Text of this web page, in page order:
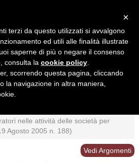
in:
sito
nelle attività delle società per
Agosto 2005 n. 188)
Vedi Argomenti
×
terzi da questo utilizzati si avvalgono
ed utili alle finalità illustrate
saperne di più o negare il consenso
consulta la cookie policy
scorrendo questa pagina, cliccando
la navigazione in altra maniera,